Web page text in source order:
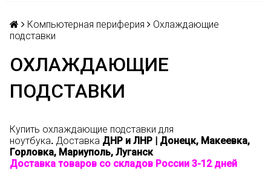
Компьютерная периферия
Охлаждающие
подставки
ОХЛАЖДАЮЩИЕ
ПОДСТАВКИ
Купить охлаждающие подставки для
ноутбука. Доставка ДНР и ЛНР | Донецк, Макеевка,
Горловка, Мариуполь, Луганск
Доставка товаров со складов России 3-12 дней